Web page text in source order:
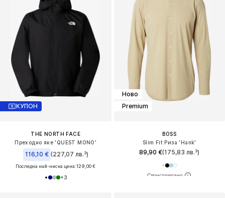
КУПОН
THE NORTH FACE
Преходно яке 'QUEST MONO'
116,10 € (227,07 лв.³)
Последна най-ниска цена:129,00 €
+3
Ново
Premium
BOSS
Slim Fit Риза 'Hank'
89,90 €(175,83 лв.³)